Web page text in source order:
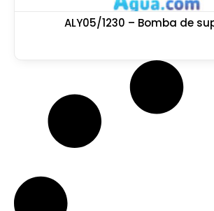
ALY05/1230 – Bomba de